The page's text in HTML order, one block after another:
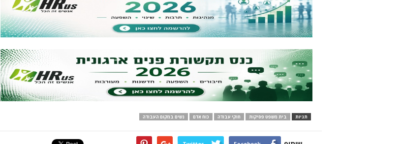
תגיות בית משפט פסיקות חוקי עבודה כוח אדם נשים במקום העבודה